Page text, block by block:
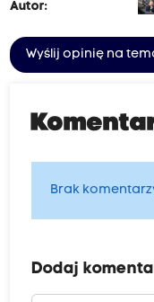
Autor:
Wyślij opinię na
Brak
Dodaj